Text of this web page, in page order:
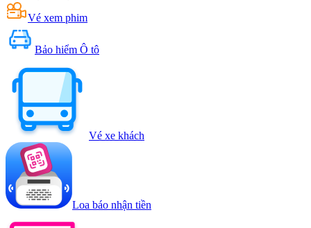
Vé xem phim
Bảo hiểm Ô tô
Vé xe khách
Loa báo nhận tiền